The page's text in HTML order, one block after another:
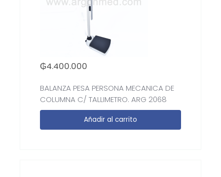
₲4.400.000
BALANZA PESA PERSONA MECANICA DE
COLUMNA C/ TALLIMETRO. ARG 2068
Añadir al carrito